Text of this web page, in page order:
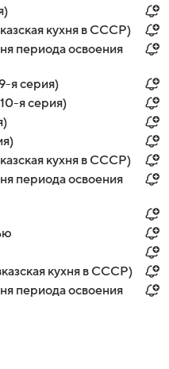
кухня в СССР)
периода освоения
я серия)
я серия)
кухня в СССР)
периода освоения
кухня в СССР)
периода освоения